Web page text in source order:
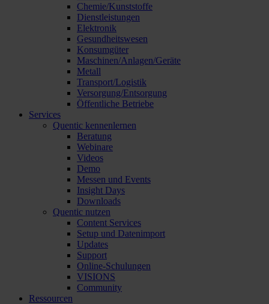
Chemie/Kunststoffe
Dienstleistungen
Elektronik
Gesundheitswesen
Konsumgüter
Maschinen/Anlagen/Geräte
Metall
Transport/Logistik
Versorgung/Entsorgung
Öffentliche Betriebe
Services
Quentic kennenlernen
Beratung
Webinare
Videos
Demo
Messen und Events
Insight Days
Downloads
Quentic nutzen
Content Services
Setup und Datenimport
Updates
Support
Online-Schulungen
VISIONS
Community
Ressourcen